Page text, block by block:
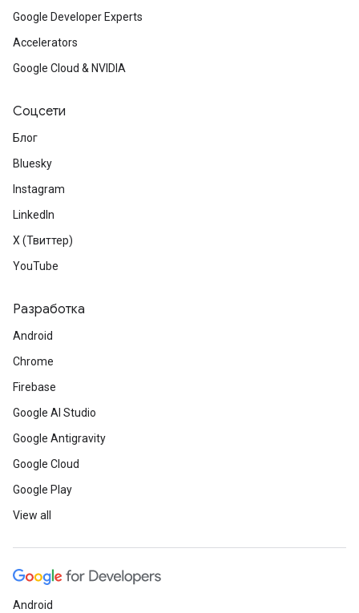
Google Developer Experts
Accelerators
Google Cloud & NVIDIA
Соцсети
Блог
Bluesky
Instagram
LinkedIn
X (Твиттер)
YouTube
Разработка
Android
Chrome
Firebase
Google AI Studio
Google Antigravity
Google Cloud
Google Play
View all
Android